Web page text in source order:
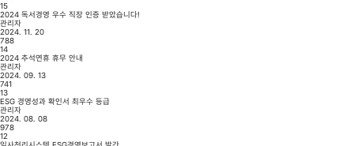
15
2024 독서경영 우수 직장 인증 받았습니다!
관리자
2024. 11. 20
788
14
2024 추석연휴 휴무 안내
관리자
2024. 09. 13
741
13
ESG 경영성과 확인서 최우수 등급
관리자
2024. 08. 08
978
12